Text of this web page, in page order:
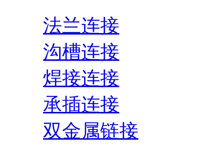
法兰连接
沟槽连接
焊接连接
承插连接
双金属链接